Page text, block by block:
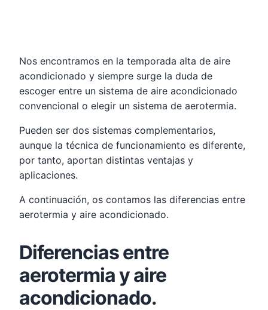
Nos encontramos en la temporada alta de aire
acondicionado y siempre surge la duda de
escoger entre un sistema de aire acondicionado
convencional o elegir un sistema de aerotermia.
Pueden ser dos sistemas complementarios,
aunque la técnica de funcionamiento es diferente,
por tanto, aportan distintas ventajas y
aplicaciones.
A continuación, os contamos las diferencias entre
aerotermia y aire acondicionado.
Diferencias entre
aerotermia y aire
acondicionado.